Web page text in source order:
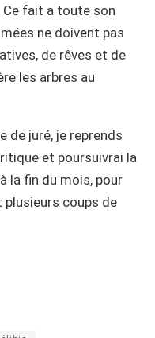
Ce fait a toute son
ne doivent pas
de rêves et de
les arbres au
de juré, je reprends
et poursuivrai la
la fin du mois, pour
coups de